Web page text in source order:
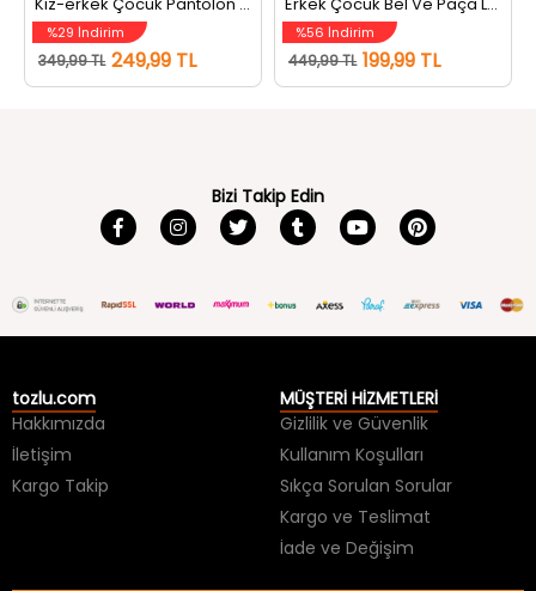
%29 İndirim
349,99 TL 249,99 TL
%56 İndirim
449,99 TL 199,99 TL
Bizi Takip Edin
tozlu.com
Hakkımızda
İletişim
Kargo Takip
MÜŞTERİ HİZMETLERİ
Gizlilik ve Güvenlik
Kullanım Koşulları
Sıkça Sorulan Sorular
Kargo ve Teslimat
İade ve Değişim